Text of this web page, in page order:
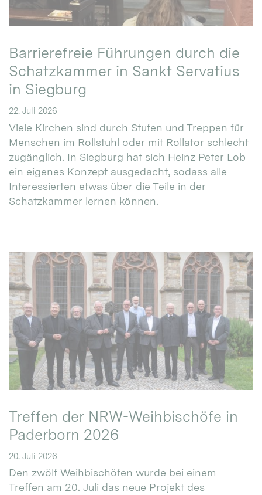
Barrierefreie Führungen durch die
Schatzkammer in Sankt Servatius
in Siegburg
22. Juli 2026
Viele Kirchen sind durch Stufen und Treppen für
Menschen im Rollstuhl oder mit Rollator schlecht
zugänglich. In Siegburg hat sich Heinz Peter Lob
ein eigenes Konzept ausgedacht, sodass alle
Interessierten etwas über die Teile in der
Schatzkammer lernen können.
Treffen der NRW-Weihbischöfe in
Paderborn 2026
20. Juli 2026
Den zwölf Weihbischöfen wurde bei einem
Treffen am 20. Juli das neue Projekt des